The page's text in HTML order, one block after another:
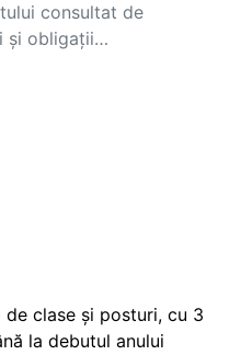
consultat de
și obligații…
de clase și posturi, cu 3
la debutul anului